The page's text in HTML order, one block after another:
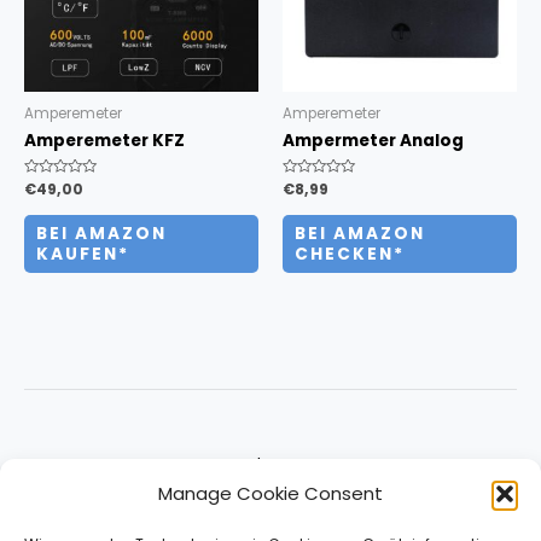
Manage Cookie Consent
Amperemeter
Amperemeter KFZ
Bewertet
0
von
€49,00
BEI AMAZON
KAUFEN*
Amperemeter
Ampermeter Analog
Bewertet
0
von
€8,99
BEI AMAZON
CHECKEN*
About
Impressum & Contact